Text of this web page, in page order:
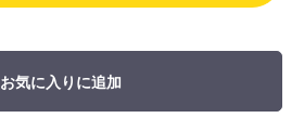
お気に入りに追加